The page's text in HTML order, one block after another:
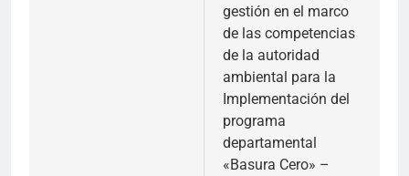
gestión en el marco
de las competencias
de la autoridad
ambiental para la
Implementación del
programa
departamental
«Basura Cero» –